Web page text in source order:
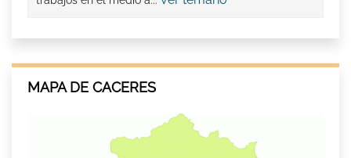
MAPA DE CACERES